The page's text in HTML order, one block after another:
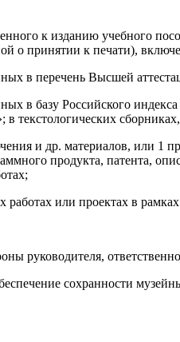
к изданию учебного
о принятии к печати),
в перечень Высшей
в базу Российского
текстологических
и др. материалов, или 1
продукта, патента,
работах или проектах в
руководителя,
сохранности